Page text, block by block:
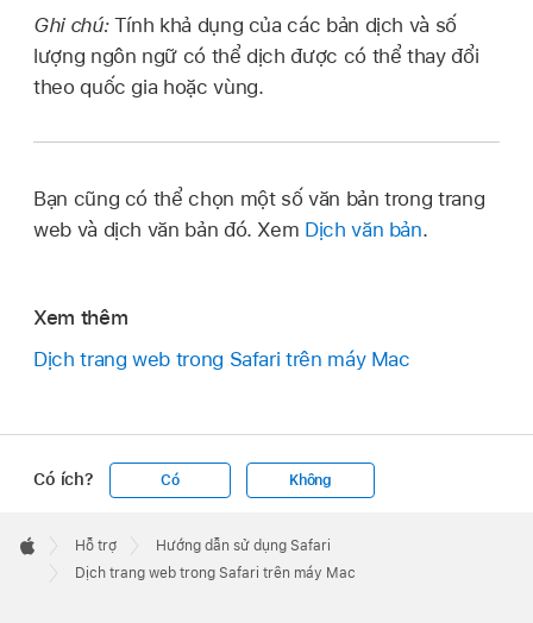
Ghi chú: Tính khả dụng của các bản dịch và số
lượng ngôn ngữ có thể dịch được có thể thay đổi
theo quốc gia hoặc vùng.
Bạn cũng có thể chọn một số văn bản trong trang
web và dịch văn bản đó. Xem Dịch văn bản.
Xem thêm
Dịch trang web trong Safari trên máy Mac
Có ích? Có Không
Footer

Apple
Hỗ trợ
Hướng dẫn sử dụng Safari
Dịch trang web trong Safari trên máy Mac